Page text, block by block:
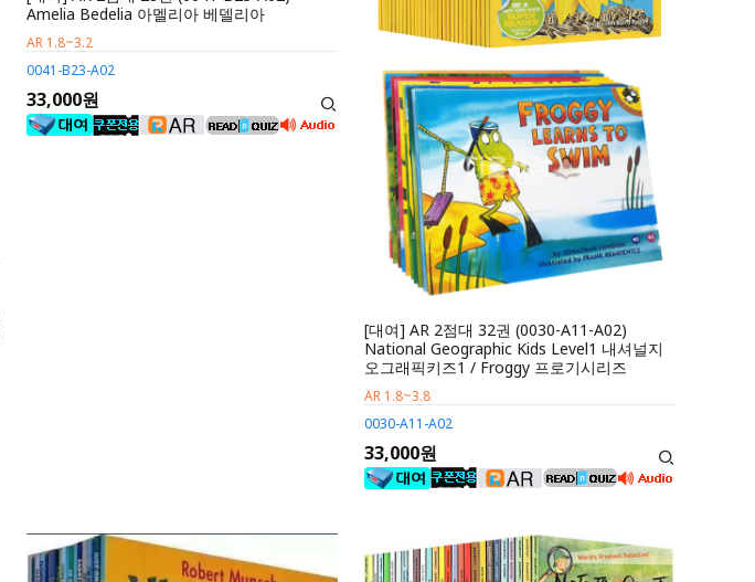
Amelia Bedelia 아멜리아 베델리아
AR 1.8~3.2
0041-B23-A02
33,000원
[대여] AR 2점대 32권 (0030-A11-A02)
National Geographic Kids Level1 내셔널지
오그래픽키즈1 / Froggy 프로기시리즈
AR 1.8~3.8
0030-A11-A02
33,000원